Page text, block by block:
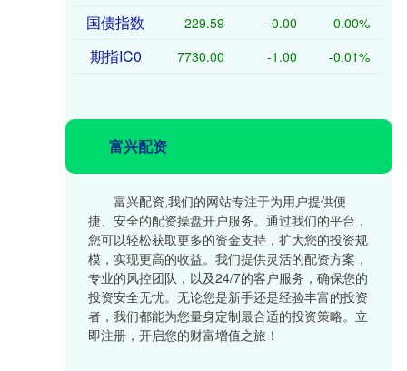
国债指数 229.59 -0.00 0.00%
期指IC0 7730.00 -1.00 -0.01%
富兴配资
富兴配资,我们的网站专注于为用户提供便
捷、安全的配资操盘开户服务。通过我们的平台，
您可以轻松获取更多的资金支持，扩大您的投资规
模，实现更高的收益。我们提供灵活的配资方案，
专业的风控团队，以及24/7的客户服务，确保您的
投资安全无忧。无论您是新手还是经验丰富的投资
者，我们都能为您量身定制最合适的投资策略。立
即注册，开启您的财富增值之旅！